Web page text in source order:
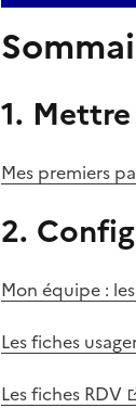
1.
Mes premiers
2.
Mon équipe :
Les fiches
Les fiches RDV